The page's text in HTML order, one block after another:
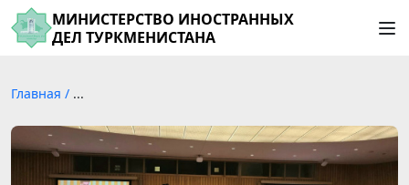
МИНИСТЕРСТВО ИНОСТРАННЫХ
ДЕЛ ТУРКМЕНИСТАНА
Главная / ...